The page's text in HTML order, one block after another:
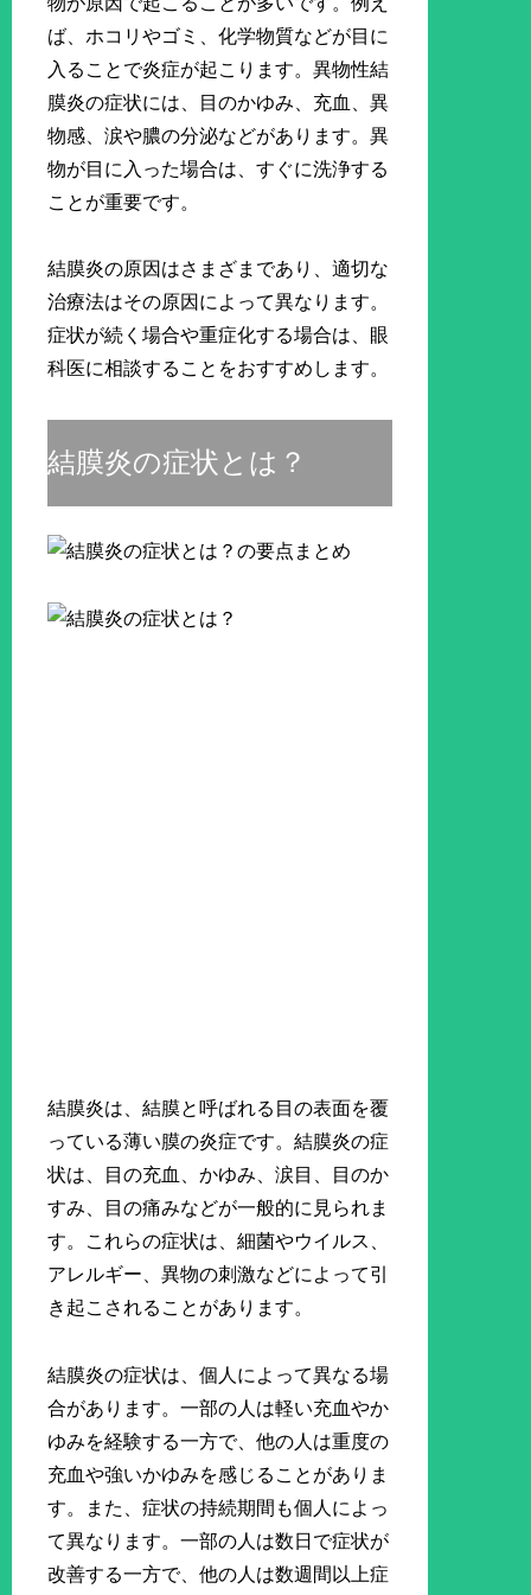
ば、ホコリやゴミ、化学物質などが目に
入ることで炎症が起こります。異物性結
膜炎の症状には、目のかゆみ、充血、異
物感、涙や膿の分泌などがあります。異
物が目に入った場合は、すぐに洗浄する
ことが重要です。
結膜炎の原因はさまざまであり、適切な
治療法はその原因によって異なります。
症状が続く場合や重症化する場合は、眼
科医に相談することをおすすめします。
結膜炎の症状とは？
結膜炎は、結膜と呼ばれる目の表面を覆
っている薄い膜の炎症です。結膜炎の症
状は、目の充血、かゆみ、涙目、目のか
すみ、目の痛みなどが一般的に見られま
す。これらの症状は、細菌やウイルス、
アレルギー、異物の刺激などによって引
き起こされることがあります。
結膜炎の症状は、個人によって異なる場
合があります。一部の人は軽い充血やか
ゆみを経験する一方で、他の人は重度の
充血や強いかゆみを感じることがありま
す。また、症状の持続期間も個人によっ
て異なります。一部の人は数日で症状が
改善する一方で、他の人は数週間以上症